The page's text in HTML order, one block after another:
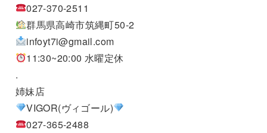
027-370-2511
群馬県高崎市筑縄町50-2
infoyt7i@gmail.com
11:30~20:00 水曜定休
.
姉妹店
VIGOR(ヴィゴール)
027-365-2488